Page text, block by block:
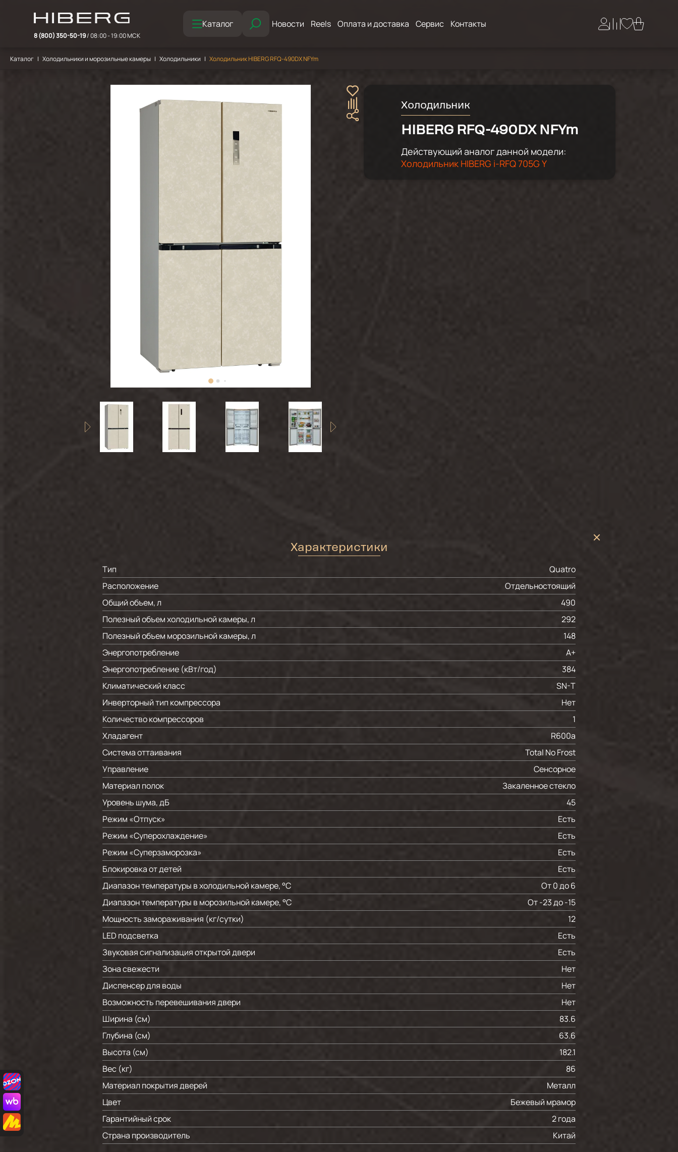
8 (800) 350-50-19/ 08:00 - 19:00 МСК
Каталог Новости Reels Оплата и доставка Сервис Контакты
Каталог Холодильники и морозильные камеры Холодильники Холодильник HIBERG RFQ-490DX NFYm
Холодильник
HIBERG RFQ-490DX NFYm
Действующий аналог данной модели:
Холодильник HIBERG i-RFQ 705G Y
Характеристики
Тип
Quatro
Расположение
Отдельностоящий
Общий объем, л
490
Полезный объем холодильной камеры, л
292
Полезный объем морозильной камеры, л
148
Энергопотребление
A+
Энергопотребление (кВт/год)
384
Климатический класс
SN-T
Инверторный тип компрессора
Нет
Количество компрессоров
1
Хладагент
R600a
Система оттаивания
Total No Frost
Управление
Сенсорное
Материал полок
Закаленное стекло
Уровень шума, дБ
45
Режим «Отпуск»
Есть
Режим «Суперохлаждение»
Есть
Режим «Суперзаморозка»
Есть
Блокировка от детей
Есть
Диапазон температуры в холодильной камере, °C
От 0 до 6
Диапазон температуры в морозильной камере, °C
От -23 до -15
Мощность замораживания (кг/cутки)
12
LED подсветка
Есть
Звуковая сигнализация открытой двери
Есть
Зона свежести
Нет
Диспенсер для воды
Нет
Возможность перевешивания двери
Нет
Ширина (см)
83.6
Глубина (см)
63.6
Высота (см)
182.1
Вес (кг)
86
Материал покрытия дверей
Металл
Цвет
Бежевый мрамор
Гарантийный срок
2 года
Страна производитель
Китай